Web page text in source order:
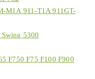
M1A 911-T1A 911GT-
5300
F750 F75 F100 F900